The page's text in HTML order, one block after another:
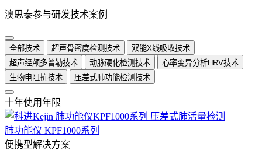
澳思泰参与研发技术案例
全部技术 超声骨密度检测技术
双能X线吸收技术
超声经颅多普勒技术
动脉硬化检测技术
心率变异分析HRV技术
生物电阻抗技术
压差式肺功能检测技术
十年使用年限
肺功能仪 KPF1000系列
便携型解决方案